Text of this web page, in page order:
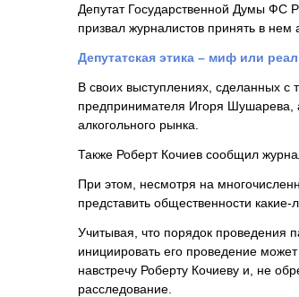
Депутат Государственной Думы ФС
призвал журналистов принять в нем
Депутатская этика – миф или
В своих выступлениях, сделанных с
предпринимателя Игоря Шушарева,
алкогольного рынка.
Также Роберт Кочиев сообщил
При этом, несмотря на
представить общественности какие-
Учитывая, что порядок проведения
инициировать его проведение
навстречу Роберту Кочиеву и, не
расследование.